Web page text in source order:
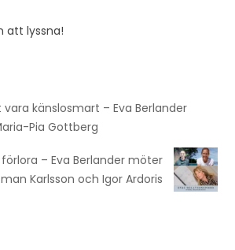
att lyssna!
vara känslosmart – Eva Berlander
Pia Gottberg
förlora – Eva Berlander möter
Karlsson och Igor Ardoris